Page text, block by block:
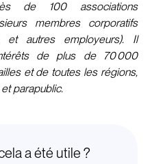
de 100 associations
membres corporatifs
et autres employeurs). Il
de plus de 70 000
et de toutes les régions,
parapublic.
a été utile ?